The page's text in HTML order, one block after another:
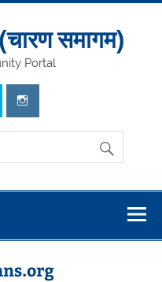
समागम)
Portal